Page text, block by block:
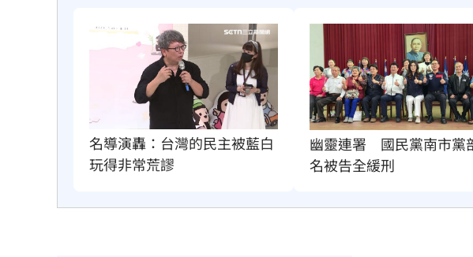
名導演轟：台灣的民主被藍白
玩得非常荒謬
幽靈連署　國民黨南市黨
名被告全緩刑